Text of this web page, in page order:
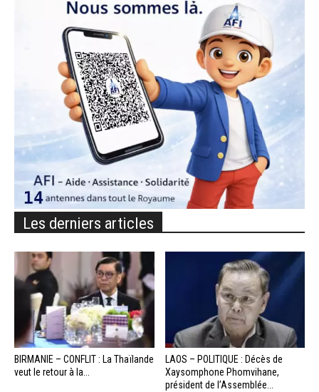
Les derniers articles
BIRMANIE – CONFLIT : La Thaïlande
veut le retour à la...
LAOS – POLITIQUE : Décès de
Xaysomphone Phomvihane,
président de l’Assemblée...